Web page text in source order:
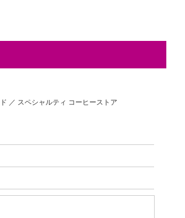
／ スペシャルティ コーヒーストア